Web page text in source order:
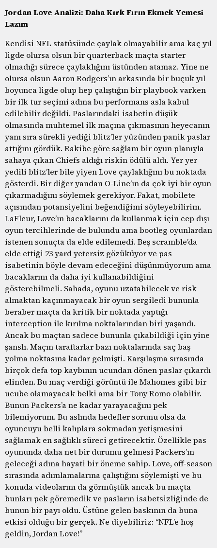
Jordan Love Analizi: Daha Kırk Fırın Ekmek Yemesi
Lazım
Kendisi NFL statüsünde çaylak olmayabilir ama kaç yıl
ligde olursa olsun bir quarterback maçta starter
olmadığı sürece çaylaklığını üstünden atamaz. Yine ne
olursa olsun Aaron Rodgers’ın arkasında bir buçuk yıl
boyunca ligde olup hep çalıştığın bir playbook varken
bir ilk tur seçimi adına bu performans asla kabul
edilebilir değildi. Paslarındaki isabetin düşük
olmasında muhtemel ilk maçına çıkmasının heyecanın
yanı sıra sürekli yediği blitz’ler yüzünden panik paslar
attığını gördük. Rakibe göre sağlam bir oyun planıyla
sahaya çıkan Chiefs aldığı riskin ödülü aldı. Yer yer
yedili blitz’ler bile yiyen Love çaylaklığını bu noktada
gösterdi. Bir diğer yandan O-Line’ın da çok iyi bir oyun
çıkarmadığını söylemek gerekiyor. Fakat, mobilete
açısından potansiyelini beğendiğimi söyleyebilirim.
LaFleur, Love’ın bacaklarını da kullanmak için cep dışı
oyun tercihlerinde de bulundu ama bootleg oyunlardan
istenen sonuçta da elde edilemedi. Beş scramble’da
elde ettiği 23 yard yetersiz gözüküyor ve pas
isabetinin böyle devam edeceğini düşünmüyorum ama
bacaklarını da daha iyi kullanabildiğini
gösterebilmeli. Sahada, oyunu uzatabilecek ve risk
almaktan kaçınmayacak bir oyun sergiledi bununla
beraber maçta da kritik bir noktada yaptığı
interception ile kırılma noktalarından biri yaşandı.
Ancak bu maçtan sadece bununla çıkabildiği için yine
şanslı. Maçın taraftarlar bazı noktalarında saç baş
yolma noktasına kadar gelmişti. Karşılaşma sırasında
birçok defa top kaybının ucundan dönen paslar çıkardı
elinden. Bu maç verdiği görüntü ile Mahomes gibi bir
ucube olamayacak belki ama bir Tony Romo olabilir.
Bunun Packers’a ne kadar yarayacağını pek
bilemiyorum. Bu aslında hedefler sorunu olsa da
oyuncuyu belli kalıplara sokmadan yetişmesini
sağlamak en sağlıklı süreci getirecektir. Özellikle pas
oyununda daha net bir durumu gelmesi Packers’ın
geleceği adına hayati bir öneme sahip. Love, off-season
sırasında adımlamalarına çalıştığını söylemişti ve bu
konuda videolarını da görmüştük ancak bu maçta
bunları pek göremedik ve pasların isabetsizliğinde de
bunun bir payı oldu. Üstüne gelen baskının da buna
etkisi olduğu bir gerçek. Ne diyebiliriz: “NFL’e hoş
geldin, Jordan Love!”